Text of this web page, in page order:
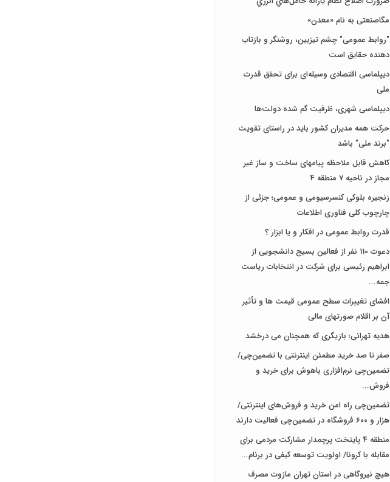
مگاصنعتی به نام «معدن»
"روابط عمومی" چشم تیزبین، روشنگر و بازتاب
دهنده حقایق است
دیپلماسی اقتصادی وسیله‌ای برای تحقق قدرت
ملی
دیپلماسی شهری، ظرفیت گم شده دولت‌ها
حرکت همه مدیران کشور باید در راستای تقویت
"برند ملی" باشد
کاهش قابل ملاحظه پیامهای ساخت و ساز غیر
مجاز در ناحیه 7 منطقه 4
زنجیره بلوکی کنسرسیومی و عمومی؛ جزئی از
چارچوب کلی فناوری اطلاعات
قدرت روابط عمومی در افکار و یا ابزار ؟
دعوت 110 نفر از فعالین بسیج دانشجویی از
ابراهیم رئیسی برای شرکت در انتخابات ریاست
جمه...
افشای تغییرات سطح عمومی قیمت ها و تأثیر
آن بر اقلام صورتهای مالی
هدیه تهرانی؛ بازیگری که همچنان می درخشد
صفر تا صد خرید مطمئن اینترنتی با تضمین‌چی/
تضمین‌چی نرم‌افزاری باهوش برای خرید و
فروش‌...
تضمین‌چی راه امن خرید و فروش‌های اینترنتی/
هزار و ۶۰۰ فروشگاه در تضمین‌چی فعالیت دارند
منطقه 4 پایتخت پرچمدار مشارکت مردمی برای
مقابله با کرونا/ اولویت توسعه کیفی در برنام...
هیچ نیروگاهی در استان تهران مازوت مصرف